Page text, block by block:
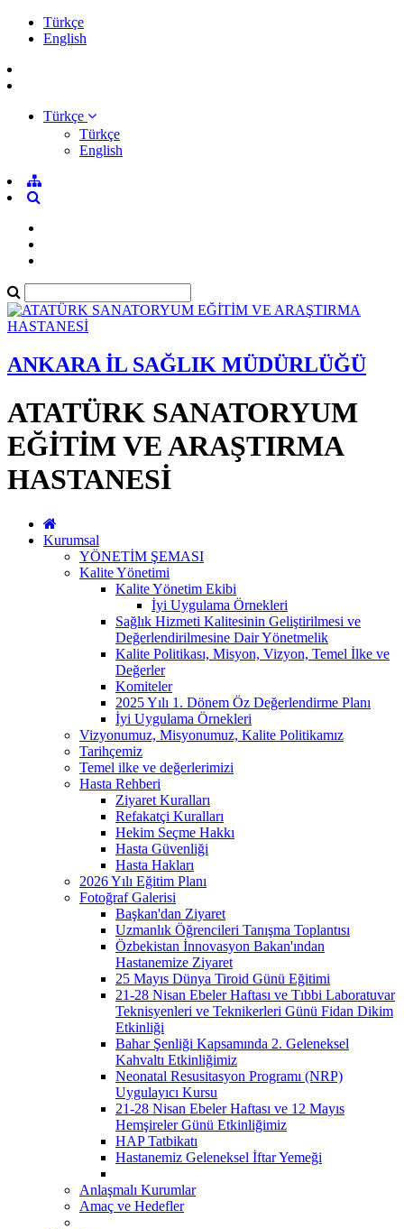
Türkçe
English
Türkçe
Türkçe
English
ANKARA İL SAĞLIK MÜDÜRLÜĞÜ
ATATÜRK SANATORYUM
EĞİTİM VE ARAŞTIRMA
HASTANESİ
Kurumsal
YÖNETİM ŞEMASI
Kalite Yönetimi
Kalite Yönetim Ekibi
İyi Uygulama Örnekleri
Sağlık Hizmeti Kalitesinin Geliştirilmesi ve
Değerlendirilmesine Dair Yönetmelik
Kalite Politikası, Misyon, Vizyon, Temel İlke ve
Değerler
Komiteler
2025 Yılı 1. Dönem Öz Değerlendirme Planı
İyi Uygulama Örnekleri
Vizyonumuz, Misyonumuz, Kalite Politikamız
Tarihçemiz
Temel ilke ve değerlerimizi
Hasta Rehberi
Ziyaret Kuralları
Refakatçi Kuralları
Hekim Seçme Hakkı
Hasta Güvenliği
Hasta Hakları
2026 Yılı Eğitim Planı
Fotoğraf Galerisi
Başkan'dan Ziyaret
Uzmanlık Öğrencileri Tanışma Toplantısı
Özbekistan İnnovasyon Bakan'ından
Hastanemize Ziyaret
25 Mayıs Dünya Tiroid Günü Eğitimi
21-28 Nisan Ebeler Haftası ve Tıbbi Laboratuvar
Teknisyenleri ve Teknikerleri Günü Fidan Dikim
Etkinliği
Bahar Şenliği Kapsamında 2. Geleneksel
Kahvaltı Etkinliğimiz
Neonatal Resusitasyon Programı (NRP)
Uygulayıcı Kursu
21-28 Nisan Ebeler Haftası ve 12 Mayıs
Hemşireler Günü Etkinliğimiz
HAP Tatbikatı
Hastanemiz Geleneksel İftar Yemeği
Anlaşmalı Kurumlar
Amaç ve Hedefler